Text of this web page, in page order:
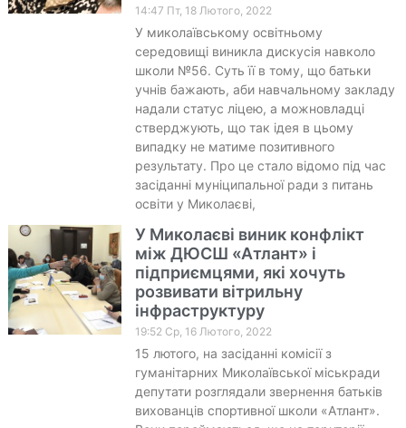
14:47 Пт, 18 Лютого, 2022
У миколаївському освітньому
середовищі виникла дискусія навколо
школи №56. Суть її в тому, що батьки
учнів бажають, аби навчальному закладу
надали статус ліцею, а можновладці
стверджують, що так ідея в цьому
випадку не матиме позитивного
результату. Про це стало відомо під час
засіданні муніципальної ради з питань
освіти у Миколаєві,
У Миколаєві виник конфлікт
між ДЮСШ «Атлант» і
підприємцями, які хочуть
розвивати вітрильну
інфраструктуру
19:52 Ср, 16 Лютого, 2022
15 лютого, на засіданні комісії з
гуманітарних Миколаївської міськради
депутати розглядали звернення батьків
вихованців спортивної школи «Атлант».